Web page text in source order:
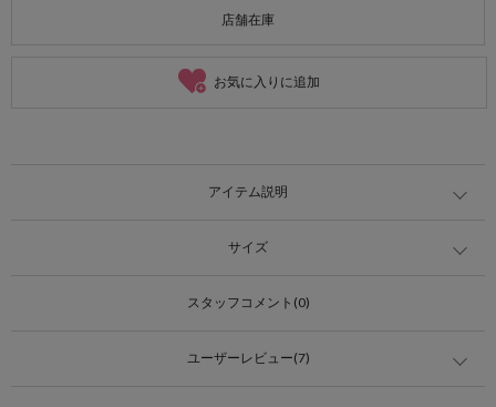
店舗在庫
お気に入りに追加
アイテム説明
サイズ
スタッフコメント(0)
ユーザーレビュー(7)